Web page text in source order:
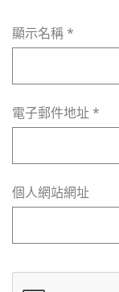
顯示名稱*
電子郵件地址 *
個人網站網址